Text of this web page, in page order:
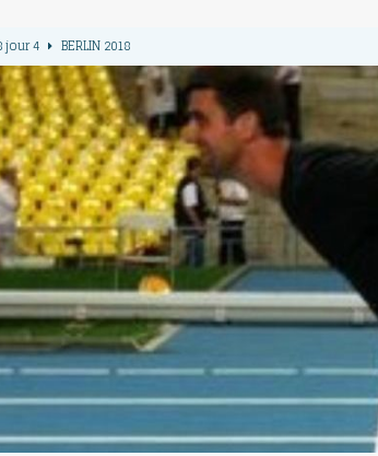
jour 4
BERLIN 2018
Jour 3
BERLIN 2018
2
BERLIN 2018
jour 6
BERLIN 2018
jour 5 BERLIN 2018